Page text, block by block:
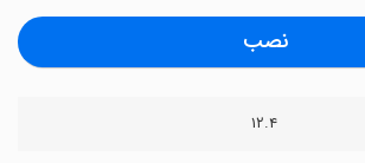
نصب
۱۲.۴